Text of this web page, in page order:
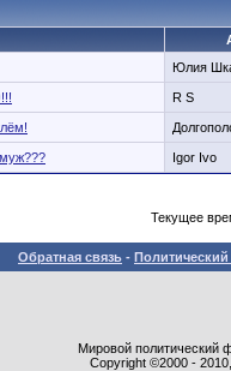
Юлия
R S
Igor Ivo
Текущее
Обратная связь -
Мировой политический
Copyright ©2000 -